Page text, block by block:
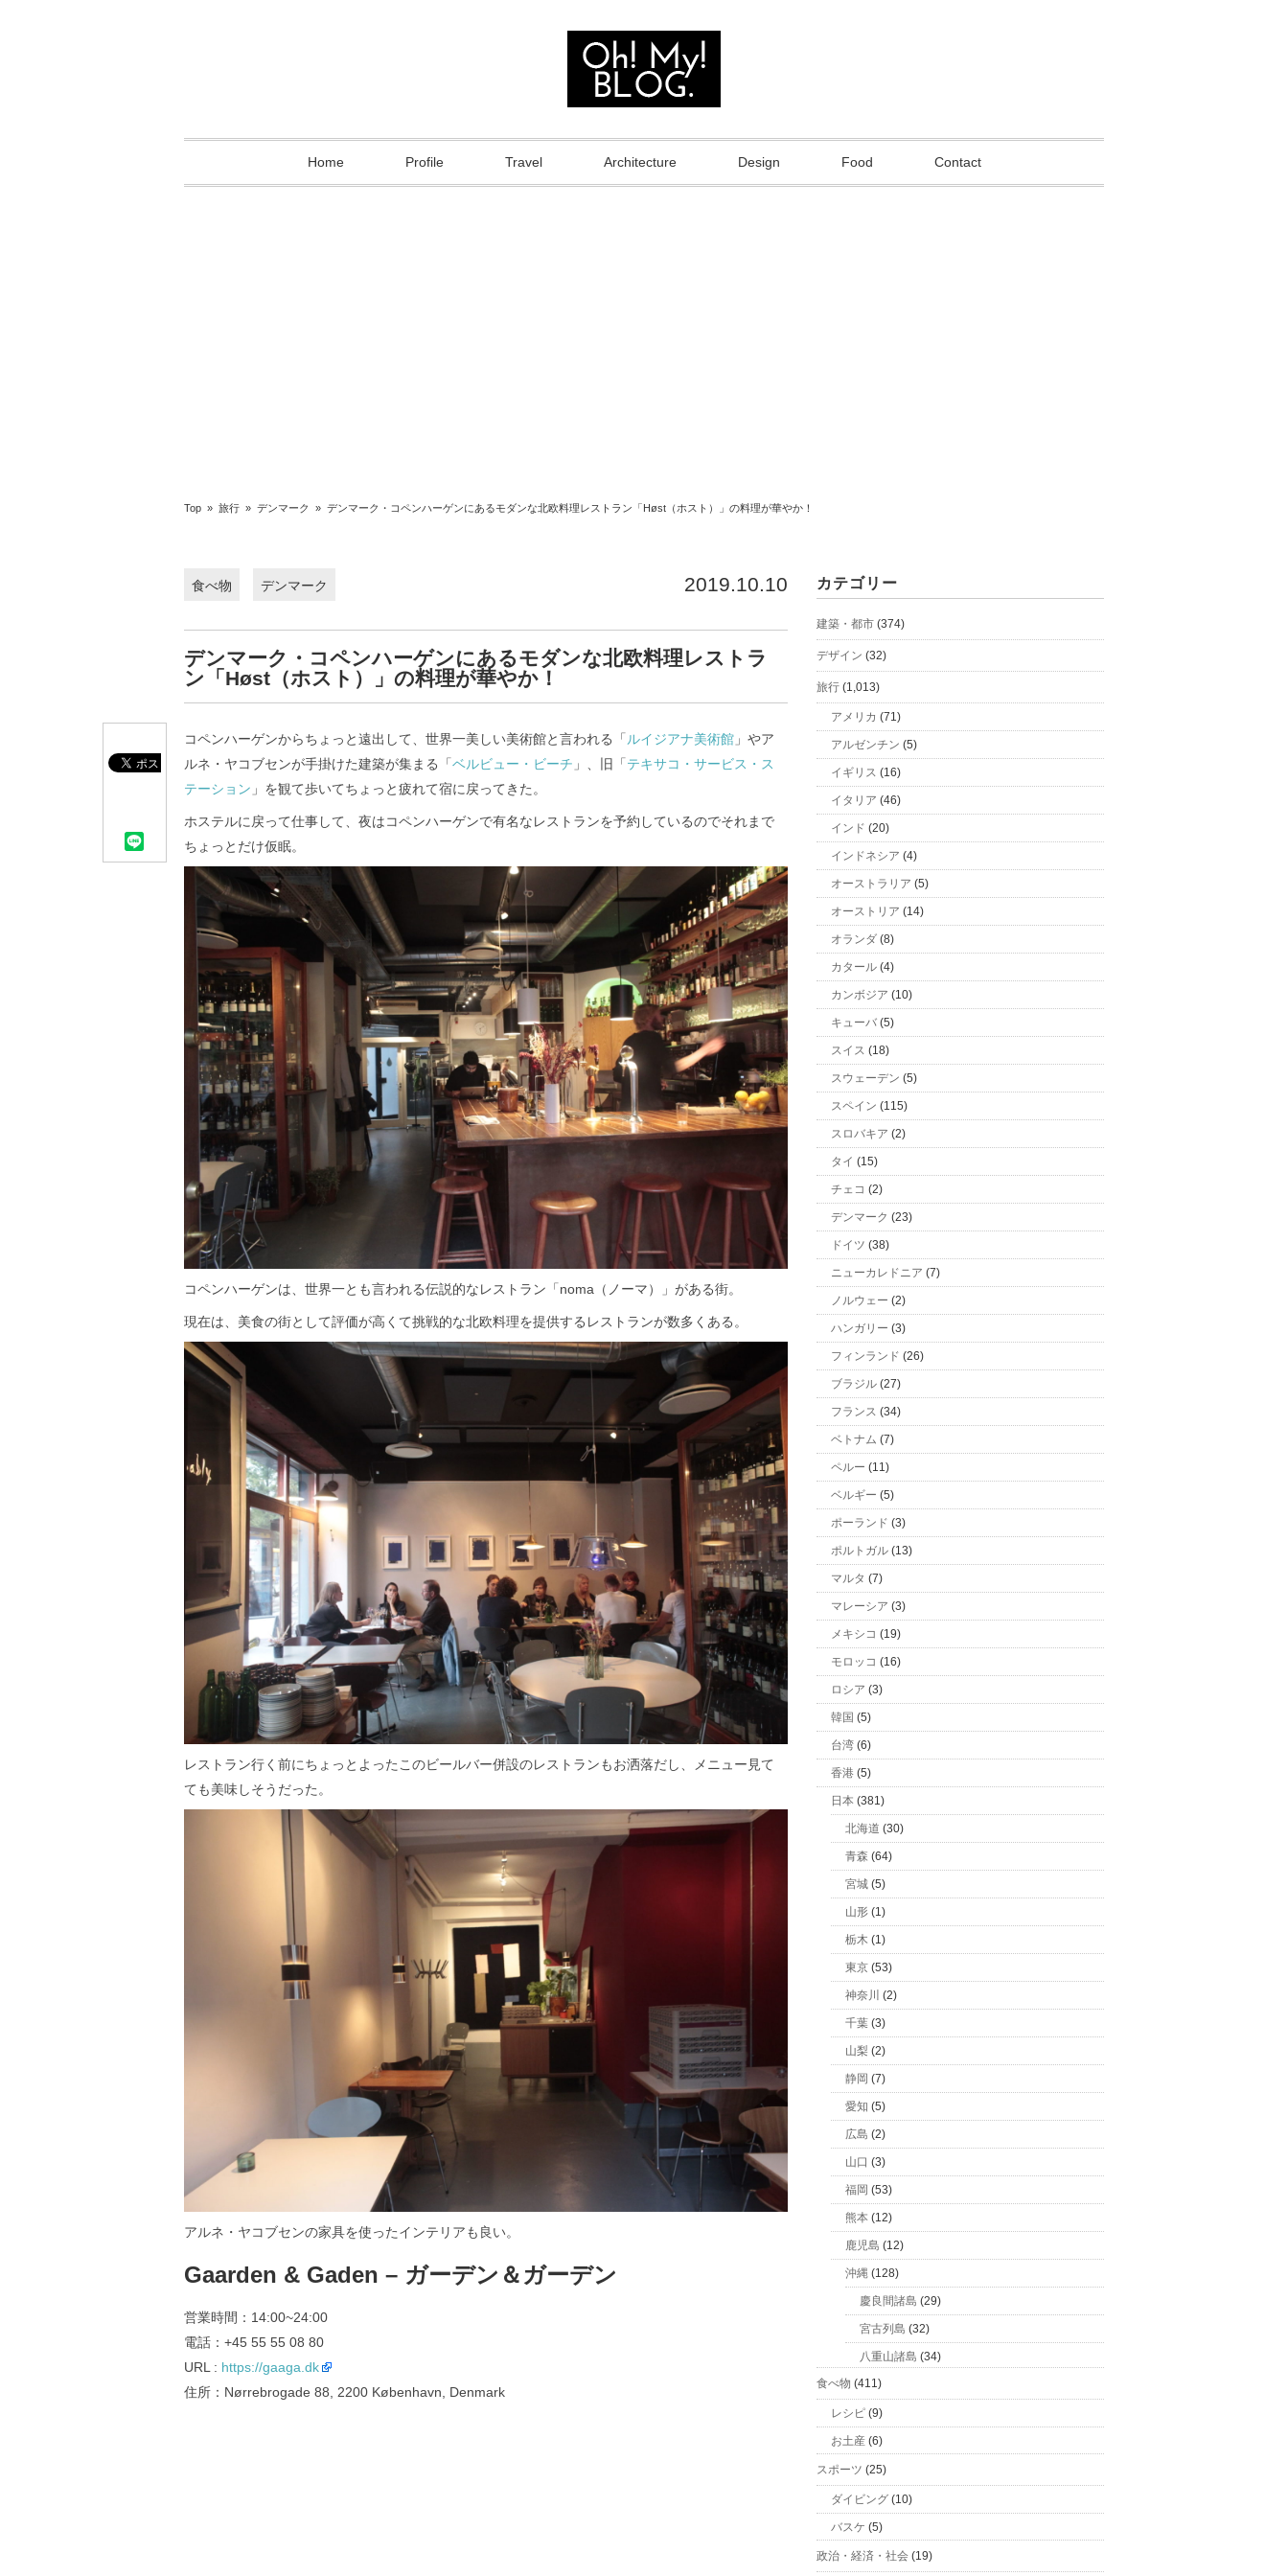
Home Profile Travel Architecture Design Food Contact
Top » 旅行 » デンマーク » デンマーク・コペンハーゲンにあるモダンな北欧料理レストラン「Høst（ホスト）」の料理が華やか！
2019.10.10
食べ物 デンマーク
デンマーク・コペンハーゲンにあるモダンな北欧料理レストラ
ン「Høst（ホスト）」の料理が華やか！
コペンハーゲンからちょっと遠出して、世界一美しい美術館と言われる「 ルイジアナ美術館 」やア
ルネ・ヤコブセンが手掛けた建築が集まる「ベルビュー・ビーチ 」、旧「テキサコ・サービス・ス
テーション 」を観て歩いてちょっと疲れて宿に戻ってきた。
ホステルに戻って仕事して、夜はコペンハーゲンで有名なレストランを予約しているのでそれまで
ちょっとだけ仮眠。
コペンハーゲンは、世界一とも言われる伝説的なレストラン「noma（ノーマ）」がある街。
現在は、美食の街として評価が高くて挑戦的な北欧料理を提供するレストランが数多くある。
レストラン行く前にちょっとよったこのビールバー併設のレストランもお洒落だし、メニュー見て
ても美味しそうだった。
アルネ・ヤコブセンの家具を使ったインテリアも良い。
Gaarden & Gaden – ガーデン＆ガーデン
営業時間：14:00~24:00
電話：+45 55 55 08 80
URL : https://gaaga.dk
住所：Nørrebrogade 88, 2200 København, Denmark
カテゴリー
建築・都市 (374)
デザイン (32)
旅行 (1,013)
アメリカ (71)
アルゼンチン (5)
イギリス (16)
イタリア (46)
インド (20)
インドネシア (4)
オーストラリア (5)
オーストリア (14)
オランダ (8)
カタール (4)
カンボジア (10)
キューバ (5)
スイス (18)
スウェーデン (5)
スペイン (115)
スロバキア (2)
タイ (15)
チェコ (2)
デンマーク (23)
ドイツ (38)
ニューカレドニア (7)
ノルウェー (2)
ハンガリー (3)
フィンランド (26)
ブラジル (27)
フランス (34)
ベトナム (7)
ペルー (11)
ベルギー (5)
ポーランド (3)
ポルトガル (13)
マルタ (7)
マレーシア (3)
メキシコ (19)
モロッコ (16)
ロシア (3)
韓国 (5)
台湾 (6)
香港 (5)
日本 (381)
北海道 (30)
青森 (64)
宮城 (5)
山形 (1)
栃木 (1)
東京 (53)
神奈川 (2)
千葉 (3)
山梨 (2)
静岡 (7)
愛知 (5)
広島 (2)
山口 (3)
福岡 (53)
熊本 (12)
鹿児島 (12)
沖縄 (128)
慶良間諸島 (29)
宮古列島 (32)
八重山諸島 (34)
食べ物 (411)
レシピ (9)
お土産 (6)
スポーツ (25)
ダイビング (10)
バスケ (5)
政治・経済・社会 (19)